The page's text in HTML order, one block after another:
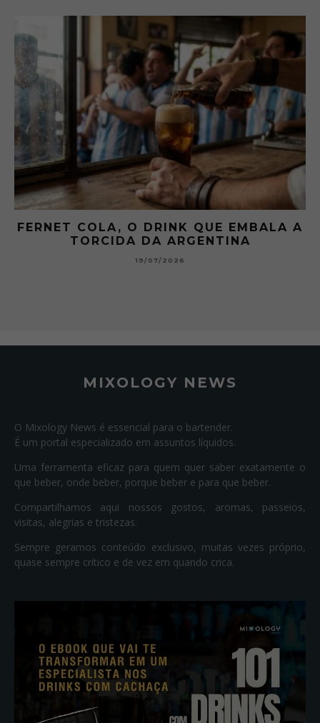
FERNET COLA, O DRINK QUE EMBALA A
TORCIDA DA ARGENTINA
19/07/2026
MIXOLOGY NEWS
O Mixology News é essencial para o bartender.
É um portal especializado em assuntos líquidos.
Uma ferramenta eficaz para quem quer saber exatamente o
que beber, onde beber, porque beber e para que beber.
Compartilhamos aqui nossos gostos, aromas, passeios,
visitas, alegrias e tristezas.
Sempre geramos conteúdo exclusivo, muitas vezes próprio,
quase sempre crítico e de vez em quando crica.